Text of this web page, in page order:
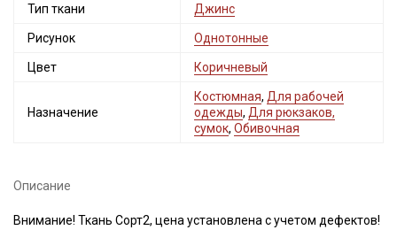
Тип ткани Джинс
Рисунок Однотонные
Цвет Коричневый
Назначение
Костюмная, Для рабочей
одежды, Для рюкзаков,
сумок, Обивочная
Описание
Внимание! Ткань Сорт2, цена установлена с учетом дефектов!